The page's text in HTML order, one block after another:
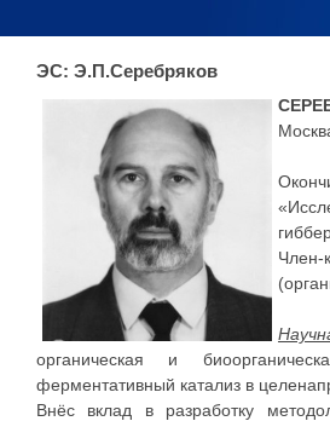
ЭС: Э.П.Серебряков
органическая и
ферментативный катализ в
Внёс вклад в разработку